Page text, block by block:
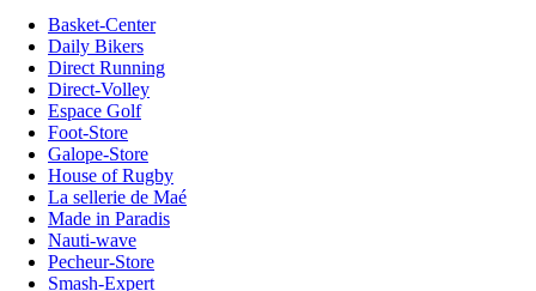
Basket-Center
Daily Bikers
Direct Running
Direct-Volley
Espace Golf
Foot-Store
Galope-Store
House of Rugby
La sellerie de Maé
Made in Paradis
Nauti-wave
Pecheur-Store
Smash-Expert